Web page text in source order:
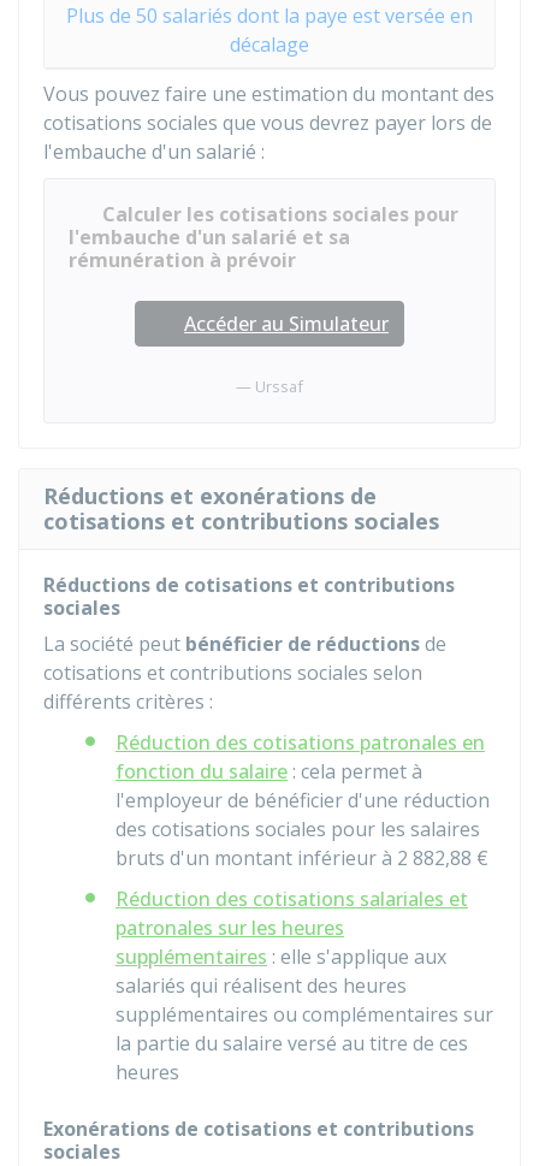
Plus de 50 salariés dont la paye est versée en
décalage
Vous pouvez faire une estimation du montant des
cotisations sociales que vous devrez payer lors de
l'embauche d'un salarié :
Calculer les cotisations sociales pour
l'embauche d'un salarié et sa
rémunération à prévoir
Accéder au Simulateur
Urssaf
Réductions et exonérations de
cotisations et contributions sociales
Réductions de cotisations et contributions
sociales
La société peut bénéficier de réductionsde
cotisations et contributions sociales selon
différents critères :
Réduction des cotisations patronales en
fonction du salaire : cela permet à
l'employeur de bénéficier d'une réduction
des cotisations sociales pour les salaires
bruts d'un montant inférieur à 2 882,88 €
Réduction des cotisations salariales et
patronales sur les heures
supplémentaires : elle s'applique aux
salariés qui réalisent des heures
supplémentaires ou complémentaires sur
la partie du salaire versé au titre de ces
heures
Exonérations de cotisations et contributions
sociales